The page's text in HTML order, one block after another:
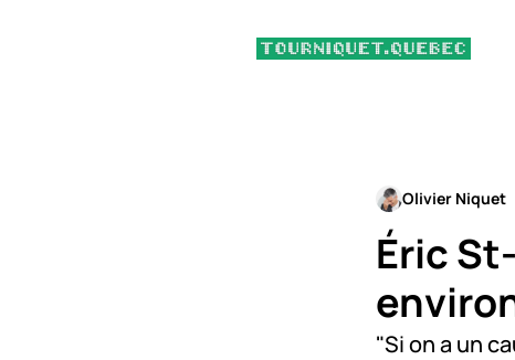
Olivier Niquet
Éric
"Si on a un